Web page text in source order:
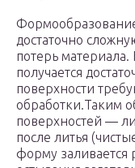
достаточно
потерь материала.
получается
поверхности
обработки.Таким
поверхностей —
после литья
форму заливается